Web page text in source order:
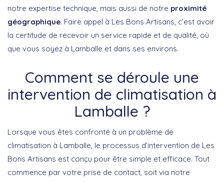
notre expertise technique, mais aussi de notre proximité
géographique. Faire appel à Les Bons Artisans, c’est avoir
la certitude de recevoir un service rapide et de qualité, où
que vous soyez à Lamballe et dans ses environs.
Comment se déroule une
intervention de climatisation à
Lamballe ?
Lorsque vous êtes confronté à un problème de
climatisation à Lamballe, le processus d’intervention de Les
Bons Artisans est conçu pour être simple et efficace. Tout
commence par votre prise de contact, soit via notre